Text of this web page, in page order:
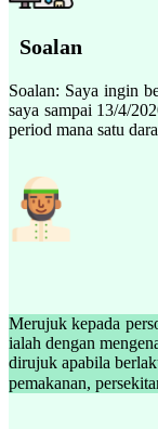
Soalan
Soalan: Saya ingin
saya sampai 13/4/
period mana satu
Merujuk kepada
ialah dengan
dirujuk apabila